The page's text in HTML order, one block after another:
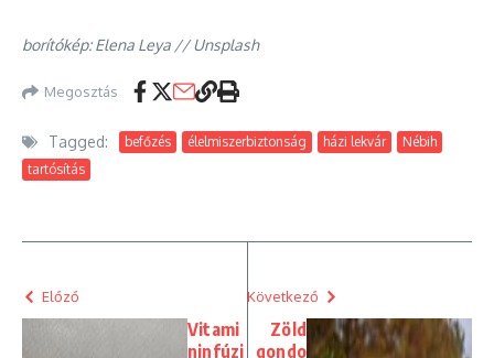
borítókép: Elena Leya // Unsplash
Megosztás
Tagged: befőzés élelmiszerbiztonság házi lekvár
Nébih
tartósítás
Előző
Vitami
ninfúzi
Következő
Zöld
gondo